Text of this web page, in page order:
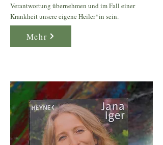
Verantwortung übernehmen und im Fall einer
Krankheit unsere eigene Heiler*in sein.
Mehr